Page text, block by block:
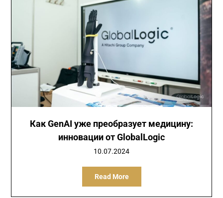
Как GenAI уже преобразует медицину:
инновации от GlobalLogic
10.07.2024
Read More